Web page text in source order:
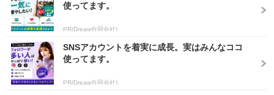
使ってます。
PR(Dreaw合同会社)
SNSアカウントを着実に成長。実はみんなココ
使ってます。
PR(Dreaw合同会社)